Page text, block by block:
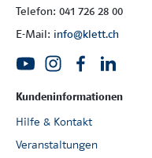
Telefon: 041 726 28 00
E-Mail: info@klett.ch
Kundeninformationen
Hilfe & Kontakt
Veranstaltungen